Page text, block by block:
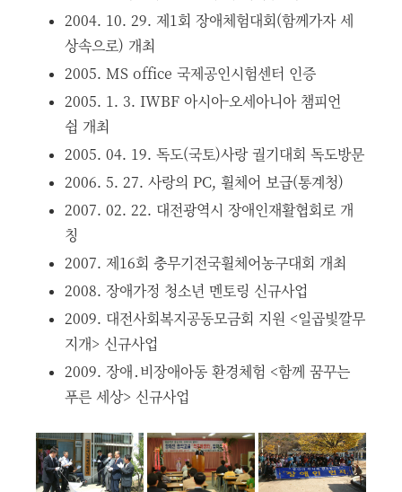
2004. 10. 29. 제1회 장애체험대회(함께가자 세
상속으로) 개최
2005. MS office 국제공인시험센터 인증
2005. 1. 3. IWBF 아시아-오세아니아 챔피언
쉽 개최
2005. 04. 19. 독도(국토)사랑 궐기대회 독도방문
2006. 5. 27. 사랑의 PC, 휠체어 보급(통계청)
2007. 02. 22. 대전광역시 장애인재활협회로 개
칭
2007. 제16회 충무기전국휠체어농구대회 개최
2008. 장애가정 청소년 멘토링 신규사업
2009. 대전사회복지공동모금회 지원 <일곱빛깔무
지개> 신규사업
2009. 장애․비장애아동 환경체험 <함께 꿈꾸는
푸른 세상> 신규사업